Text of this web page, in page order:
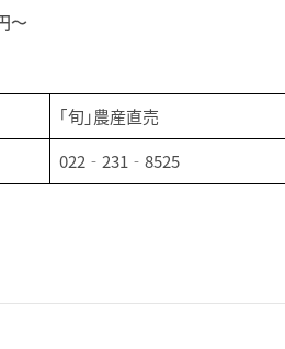
～
｢旬｣農産直売
022‐231‐8525